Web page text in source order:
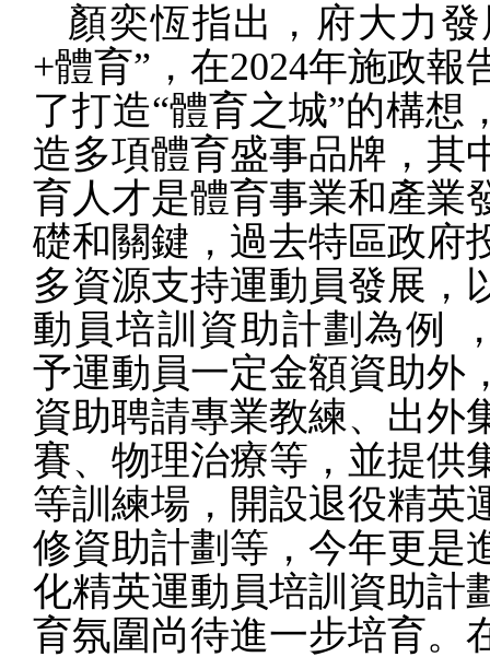
顏奕恆指出，府大力發
+體育”，在2024年施政報
了打造“體育之城”的構想
造多項體育盛事品牌，其
育人才是體育事業和產業
礎和關鍵，過去特區政府
多資源支持運動員發展，
動員培訓資助計劃為例
予運動員一定金額資助外
資助聘請專業教練、出外
賽、物理治療等，並提供
等訓練場，開設退役精英
修資助計劃等，今年更是
化精英運動員培訓資助計
育氛圍尚待進一步培育。